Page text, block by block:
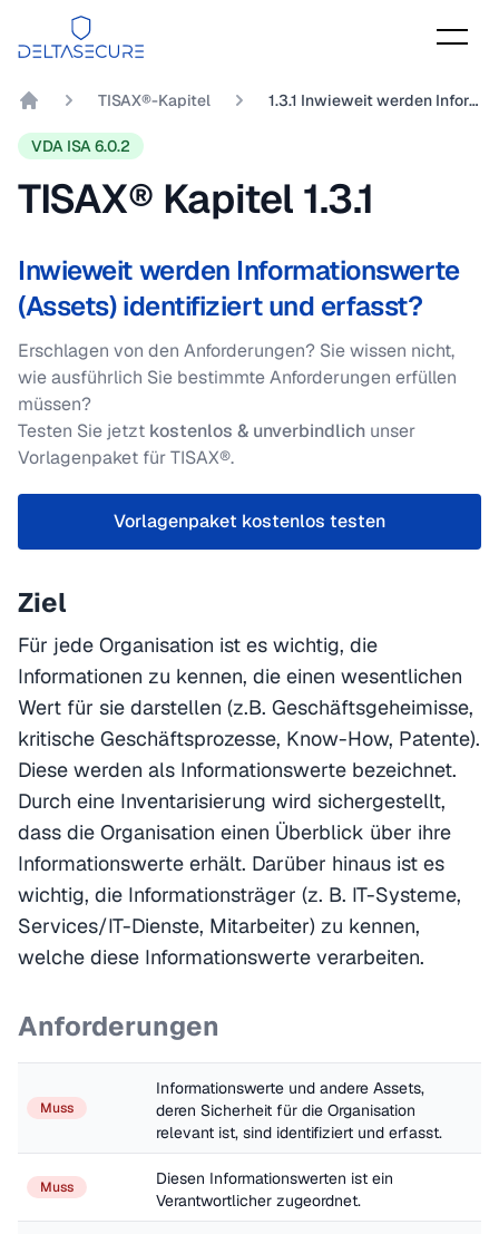
DeltaSecure
TISAX®-Kapitel 1.3.1 Inwieweit werden Informationswerte (Assets) identifiziert und erfasst?
VDA ISA 6.0.2
TISAX® Kapitel 1.3.1
Inwieweit werden Informationswerte
(Assets) identifiziert und erfasst?
Erschlagen von den Anforderungen? Sie wissen nicht,
wie ausführlich Sie bestimmte Anforderungen erfüllen
müssen?
Testen Sie jetzt kostenlos & unverbindlich unser
Vorlagenpaket für TISAX®.
Vorlagenpaket kostenlos testen
Ziel
Für jede Organisation ist es wichtig, die
Informationen zu kennen, die einen wesentlichen
Wert für sie darstellen (z.B. Geschäftsgeheimisse,
kritische Geschäftsprozesse, Know-How, Patente).
Diese werden als Informationswerte bezeichnet.
Durch eine Inventarisierung wird sichergestellt,
dass die Organisation einen Überblick über ihre
Informationswerte erhält. Darüber hinaus ist es
wichtig, die Informationsträger (z. B. IT-Systeme,
Services/IT-Dienste, Mitarbeiter) zu kennen,
welche diese Informationswerte verarbeiten.
Anforderungen
Muss
Informationswerte und andere Assets,
deren Sicherheit für die Organisation
relevant ist, sind identifiziert und erfasst.
Muss
Diesen Informationswerten ist ein
Verantwortlicher zugeordnet.